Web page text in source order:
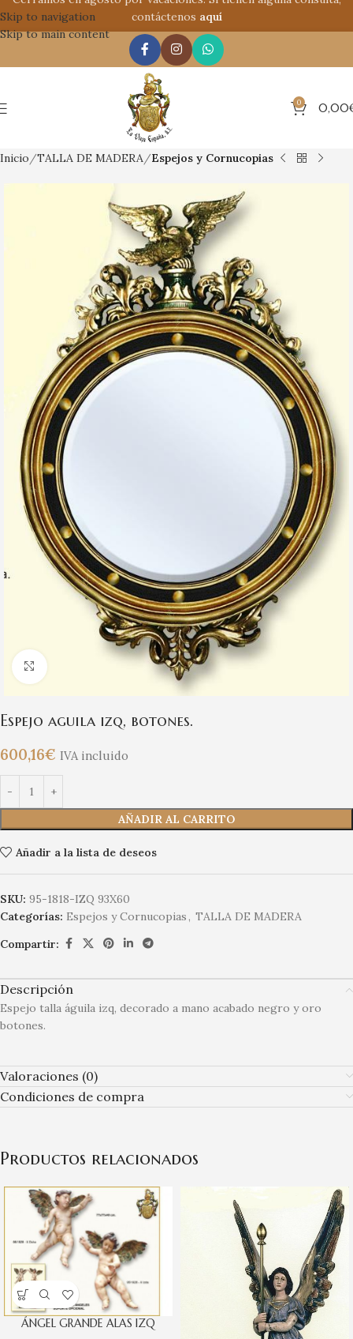
Skip to navigation
Skip to main content
0 0,00
Inicio TALLA DE MADERA Espejos y Cornucopias
Clic para ampliar
Espejo aguila izq, botones.
600,16€ IVA incluido
AÑADIR AL CARRITO
Añadir a la lista de deseos
SKU: 95-1818-IZQ 93X60
Categorías: Espejos y Cornucopias, TALLA DE MADERA
Compartir:
Descripción
Espejo talla águila izq, decorado a mano acabado negro y oro
botones.
Valoraciones (0)
Condiciones de compra
Productos relacionados
ÁNGEL GRANDE ALAS IZQ
contáctenos aquí